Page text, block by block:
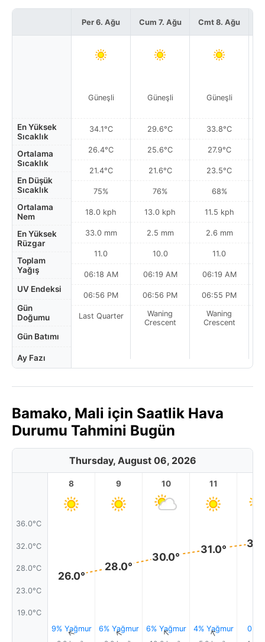
En Yüksek
Sıcaklık
Ortalama
Sıcaklık
En Düşük
Sıcaklık
Ortalama
Nem
En Yüksek
Rüzgar
Toplam
Yağış
UV Endeksi
Gün
Doğumu
Gün Batımı
Ay Fazı
Per 6. Ağu
Güneşli
34.1°C
26.4°C
21.4°C
75%
18.0 kph
33.0 mm
11.0
06:18 AM
06:56 PM
Last Quarter
Cum 7. Ağu
Güneşli
29.6°C
25.6°C
21.6°C
76%
13.0 kph
2.5 mm
10.0
06:19 AM
06:56 PM
Waning
Crescent
Cmt 8. Ağu
Güneşli
33.8°C
27.9°C
23.5°C
68%
11.5 kph
2.6 mm
11.0
06:19 AM
06:55 PM
Waning
Crescent
Bamako, Mali için Saatlik Hava
Durumu Tahmini Bugün
Thursday, August 06, 2026
36.0°C
32.0°C
28.0°C
23.0°C
19.0°C
8
26.0°
9% Yağmur
↑
9
28.0°
6% Yağmur
↑
10
30.0°
6% Yağmur
↑
11
31.0°
4% Yağmur
↑ 0.3